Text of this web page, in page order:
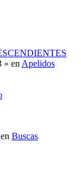
» en Apelidos
Buscas